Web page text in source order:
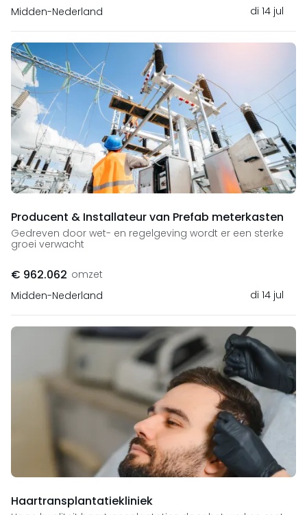
Midden-Nederland di 14 jul
Producent & Installateur van Prefab meterkasten
Gedreven door wet- en regelgeving wordt er een sterke
groei verwacht
€ 962.062 omzet
Midden-Nederland
di 14 jul
Haartransplantatiekliniek